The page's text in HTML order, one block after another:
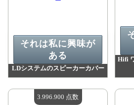
LDシステムのスピーカーカバー
利用可能な数量：4
それは私に興味が
ある
Hifi
3.996.900 点数